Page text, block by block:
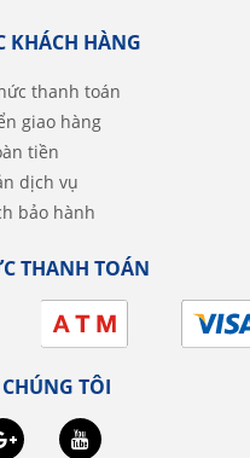
KHÁCH HÀNG
thanh toán
giao hàng
tiền
dịch vụ
bảo hành
THANH TOÁN
TÔI